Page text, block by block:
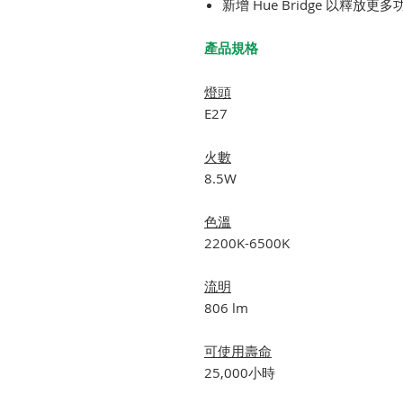
新增 Hue Bridge 以釋放更多
產品規格
燈頭
E27
火數
8.5W
色溫
2200K-6500K
流明
806 lm
可使用壽命
25,000小時